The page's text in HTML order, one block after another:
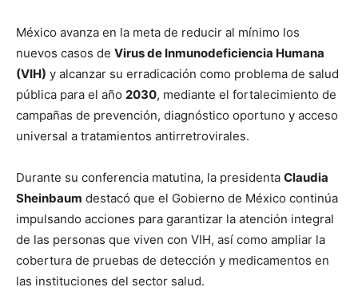
México avanza en la meta de reducir al mínimo los
nuevos casos de Virus de Inmunodeficiencia Humana
(VIH) y alcanzar su erradicación como problema de salud
pública para el año 2030, mediante el fortalecimiento de
campañas de prevención, diagnóstico oportuno y acceso
universal a tratamientos antirretrovirales.
Durante su conferencia matutina, la presidenta Claudia
Sheinbaum destacó que el Gobierno de México continúa
impulsando acciones para garantizar la atención integral
de las personas que viven con VIH, así como ampliar la
cobertura de pruebas de detección y medicamentos en
las instituciones del sector salud.